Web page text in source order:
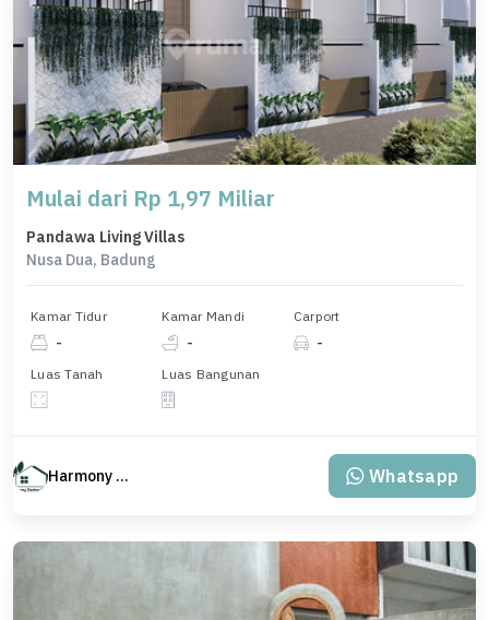
Mulai dari Rp 1,97 Miliar
Pandawa Living Villas
Nusa Dua, Badung
Kamar Tidur
-
Kamar Mandi
-
Carport
-
Luas Tanah Luas Bangunan
Harmony Property Whatsapp